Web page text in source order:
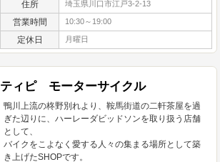
住所 埼玉県川口市江戸3-2-13
営業時間 10:30～19:00
定休日 月曜日
ティピ モーターサイクル
鴨川上流の柊野別れより、鞍馬街道の二軒茶屋を過
ぎた辺りに、ハーレーダビッドソンを取り扱う店舗
として、
バイクをこよなく愛する人々の集まる場所として築
き上げたSHOPです。